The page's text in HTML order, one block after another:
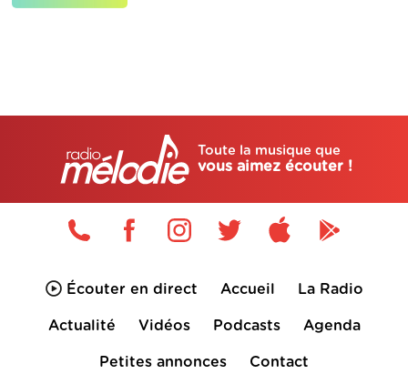
Toute la musique que
vous aimez écouter !
Écouter en direct Accueil La Radio
Actualité Vidéos Podcasts Agenda
Petites annonces Contact